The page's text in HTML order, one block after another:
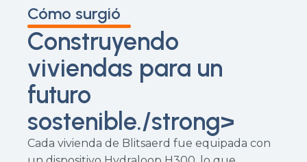
Cómo surgió
Construyendo
viviendas para un
futuro
sostenible./strong>
Cada vivienda de Blitsaerd fue equipada con